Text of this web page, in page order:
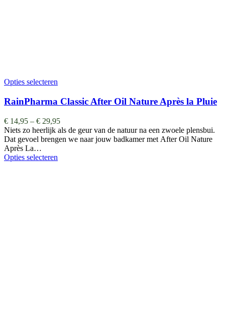
Opties selecteren
RainPharma Classic After Oil Nature Après la Pluie
€ 14,95 – € 29,95
Niets zo heerlijk als de geur van de natuur na een zwoele plensbui.
Dat gevoel brengen we naar jouw badkamer met After Oil Nature
Après La…
Opties selecteren